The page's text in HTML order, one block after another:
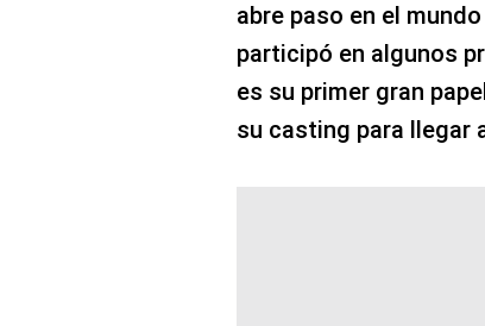
abre paso en el
participó en algunos
es su primer gran
su casting para llegar